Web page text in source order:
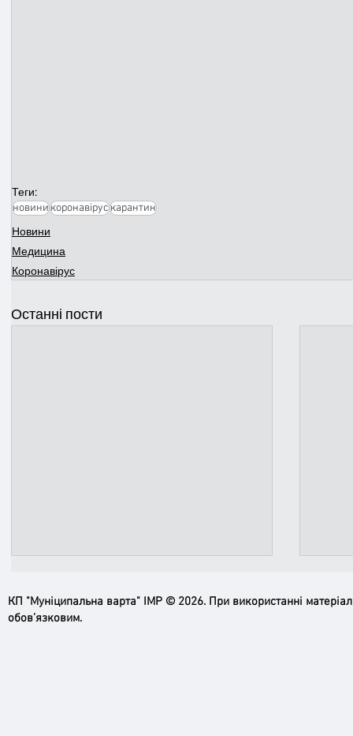
Теги:
новиникоронавірускарантин
Новини
Медицина
Коронавірус
Останні пости
КП "Муніципальна варта" ІМР © 2026. При використанні
обов’язковим.